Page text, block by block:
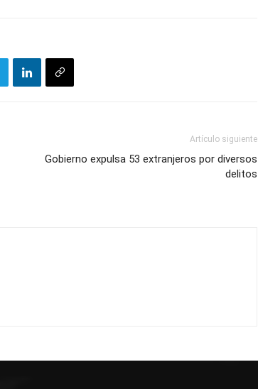
Artículo siguiente
Gobierno expulsa 53 extranjeros por diversos
delitos